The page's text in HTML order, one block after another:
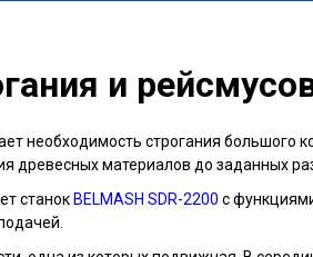
и
необходимость строгания
древесных материалов до заданных
станок BELMASH SDR-2200 с